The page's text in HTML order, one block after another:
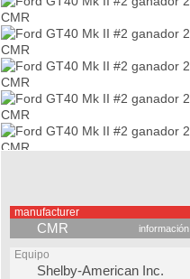
manufacturer
información
CMR
Equipo
Shelby-American Inc.